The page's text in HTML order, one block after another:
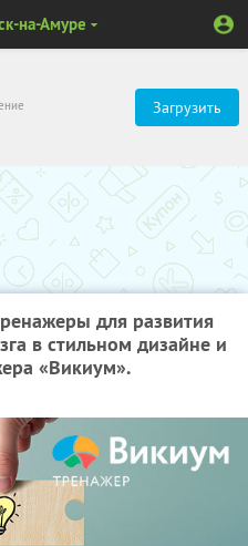
Загрузить
на-Амуре
для развития
в стильном дизайне и
«Викиум».